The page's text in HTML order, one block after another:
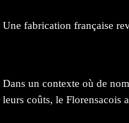
Une fabrication française
Dans un contexte où de
leurs coûts, le Florensacois